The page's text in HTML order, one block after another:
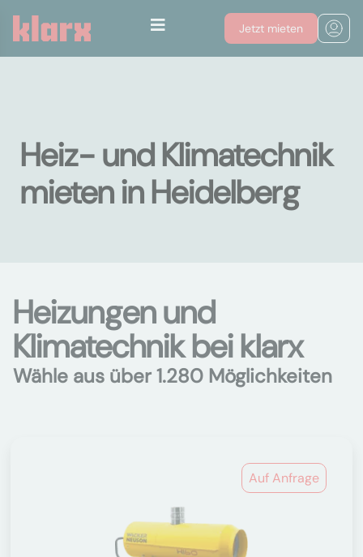
Jetzt mieten
Heiz- und Klimatechnik
mieten in Heidelberg
Heizungen und
Klimatechnik bei klarx
Wähle aus über 1.280 Möglichkeiten
Auf Anfrage